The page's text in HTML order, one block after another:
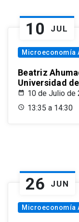
10 JUL
Microeconomía
Beatriz
Universidad
10 de Julio de
13:35 a 14:30
26 JUN
Microeconomía